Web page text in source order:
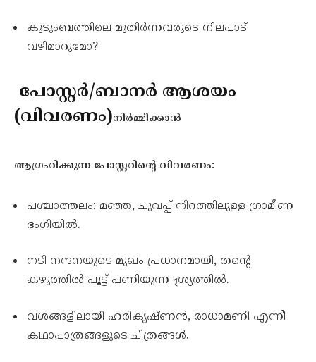
കുടുംബത്തിലെ മുതിർന്നവരുടെ നിലപാട്
വഴിമാറുമോ?
പോസ്റ്റർ/ബാനർ ആശയം
(വിവരണം)നിർമ്മിക്കാൻ
ആഗ്രഹിക്കുന്ന പോസ്റ്ററിന്റെ വിവരണം:
പശ്ചാത്തലം: മഞ്ഞ, ചുവപ്പ് നിറത്തിലുള്ള ഗ്രാമീണ
ഭംഗിയിൽ.
നടി നന്ദനയുടെ മുഖം പ്രധാനമായി, തന്റെ
കഴുത്തിൽ പൂട്ട് പണിയുന്ന দৃശ്യത്തിൽ.
വശങ്ങളിലായി ഹരികൃഷ്ണൻ, രാധാമണി എന്നീ
കഥാപാത്രങ്ങളുടെ ചിത്രങ്ങൾ.